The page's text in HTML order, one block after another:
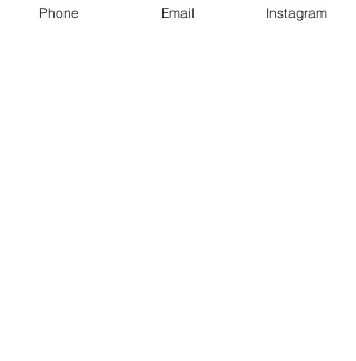
Phone Email Instagram